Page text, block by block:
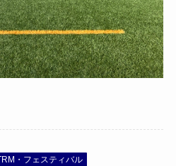
・フェスティバル